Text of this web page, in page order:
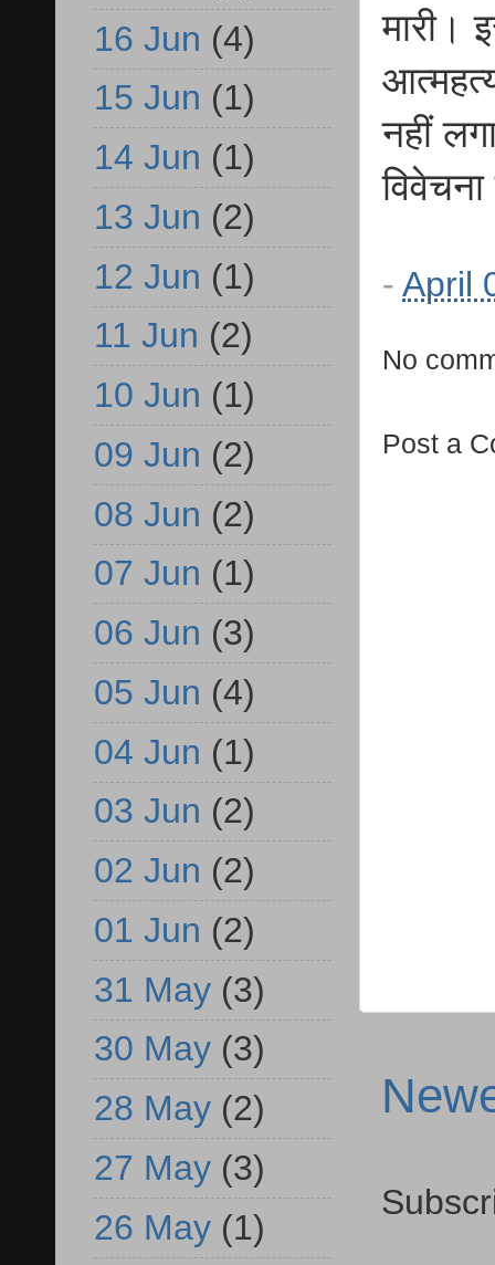
मारी।
नहीं
- April
No
Post a
16 Jun (4)
15 Jun (1)
14 Jun (1)
13 Jun (2)
12 Jun (1)
11 Jun (2)
10 Jun (1)
09 Jun (2)
08 Jun (2)
07 Jun (1)
06 Jun (3)
05 Jun (4)
04 Jun (1)
03 Jun (2)
02 Jun (2)
01 Jun (2)
31 May (3)
30 May (3)
28 May (2)
27 May (3)
26 May (1)